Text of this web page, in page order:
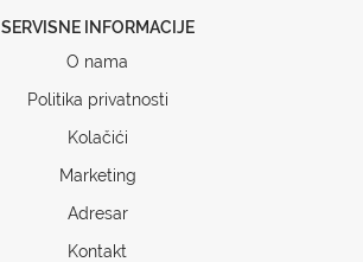
SERVISNE INFORMACIJE
O nama
Politika privatnosti
Kolačići
Marketing
Adresar
Kontakt